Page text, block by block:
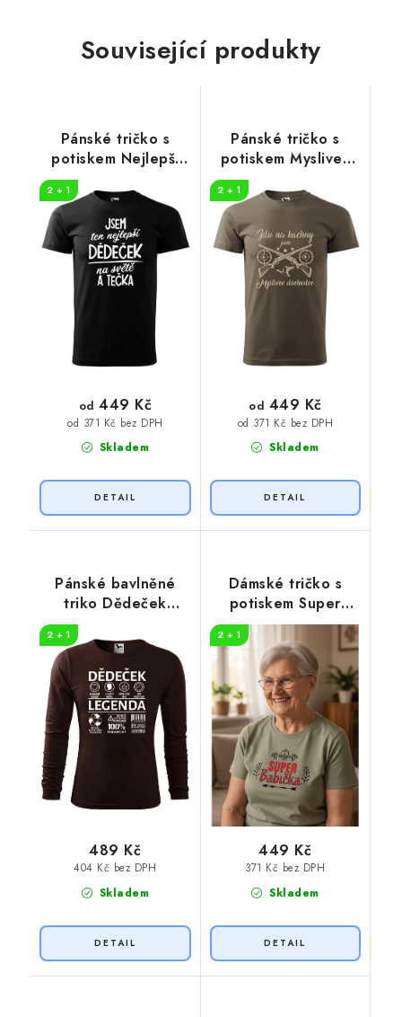
Související produkty
Pánské tričko s
potiskem Nejlepší
dědeček na světě
2 + 1
Skladem
od 371 Kč bez DPH
od 449 Kč
Pánské tričko s
potiskem Myslivec
2 + 1
Skladem
od 371 Kč bez DPH
od 449 Kč
Pánské bavlněné
triko Dědeček
2 + 1
Skladem
404 Kč bez DPH
489 Kč
Dámské tričko s
potiskem Super
babička
2 + 1
Skladem
371 Kč bez DPH
449 Kč